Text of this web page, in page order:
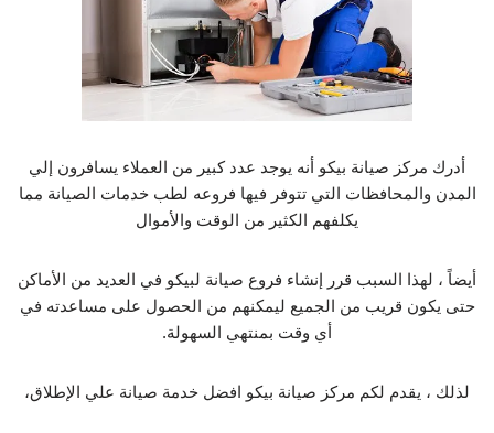
أدرك مركز صيانة بيكو أنه يوجد عدد كبير من العملاء يسافرون إلي
المدن والمحافظات التي تتوفر فيها فروعه لطب خدمات الصيانة مما
يكلفهم الكثير من الوقت والأموال
أيضاً ، لهذا السبب قرر إنشاء فروع صيانة لبيكو في العديد من الأماكن
حتى يكون قريب من الجميع ليمكنهم من الحصول على مساعدته في
أي وقت بمنتهي السهولة.
لذلك ، يقدم لكم مركز صيانة بيكو افضل خدمة صيانة علي الإطلاق،